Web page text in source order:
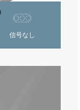
信号なし